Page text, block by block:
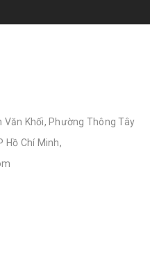
Khối, Phường Thông Tây
Hồ Chí Minh,